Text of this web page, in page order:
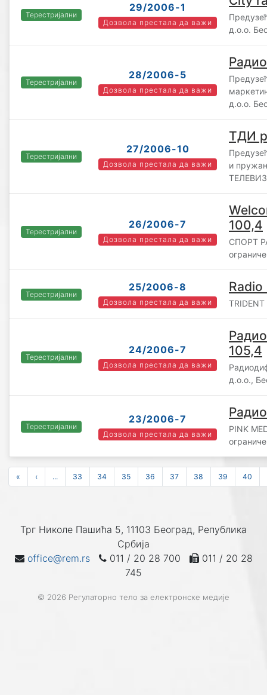
Терестријални
29/2006-1
Дозвола престала да важи
д.о.о.
Терестријални
28/2006-5
Дозвола престала да важи
д.о.о.
Терестријални
27/2006-10
Дозвола престала да важи
ТДИ
и
Терестријални
26/2006-7
Дозвола престала да важи
100,4
СПОРТ
Терестријални
25/2006-8
Дозвола престала да важи
Radio
Терестријални
24/2006-7
Дозвола престала да важи
105,4
д.о.о.,
Терестријални
23/2006-7
Дозвола престала да важи
PINK
« ‹ ... 33 34 35 36 37 38 39 40
Трг Николе Пашића 5, 11103 Београд, Република
Србија
office@rem.rs
011 / 20 28 700
011 / 20 28
745
© 2026 Регулаторно тело за електронске медије